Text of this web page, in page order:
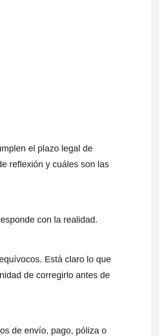
el plazo legal de
reflexión y cuáles son las
con la realidad.
Está claro lo que
de corregirlo antes de
de envío, pago, póliza o